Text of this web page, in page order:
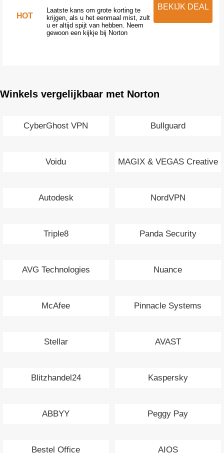
HOT
Laatste kans om grote korting te
krijgen, als u het eenmaal mist, zult
u er altijd spijt van hebben. Neem
gewoon een kijkje bij Norton
BEKIJK DEAL
Winkels vergelijkbaar met Norton
CyberGhost VPN Bullguard
Voidu MAGIX & VEGAS Creative
Autodesk
NordVPN
Triple8 Panda Security
AVG Technologies Nuance
McAfee Pinnacle Systems
Stellar AVAST
Blitzhandel24 Kaspersky
ABBYY Peggy Pay
Bestel Office AIOS